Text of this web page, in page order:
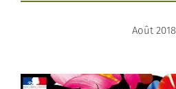
Août 2018